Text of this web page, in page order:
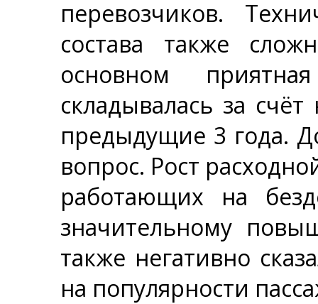
перевозчиков.
состава также
основном
складывалась за
предыдущие 3 года.
вопрос. Рост
работающих на
значительному
также негативно
на популярности